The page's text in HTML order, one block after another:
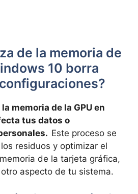
de la ‍memoria de
10 borra
memoria ⁣de la GPU⁢ en
tus datos o⁤
Este‍ proceso ⁤se
residuos y optimizar el
‍de ‌la tarjeta ‍gráfica,
aspecto​ de tu sistema.